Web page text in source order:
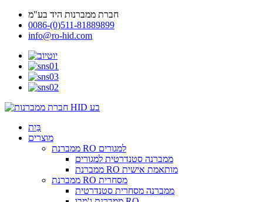
חברת ממברנות היד בע"מ
0086-(0)511-81889899
info@ro-hid.com
בַּיִת
מוצרים
ממברנת RO למגורים
ממברנה סטנדרטית למגורים
ממברנת RO מותאמת אישית
ממברנת RO מסחרית
ממברנה מסחרית סטנדרטית